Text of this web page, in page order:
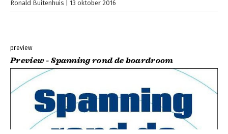
Ronald Buitenhuis 13 oktober 2016
preview
Preview - Spanning rond de boardroom